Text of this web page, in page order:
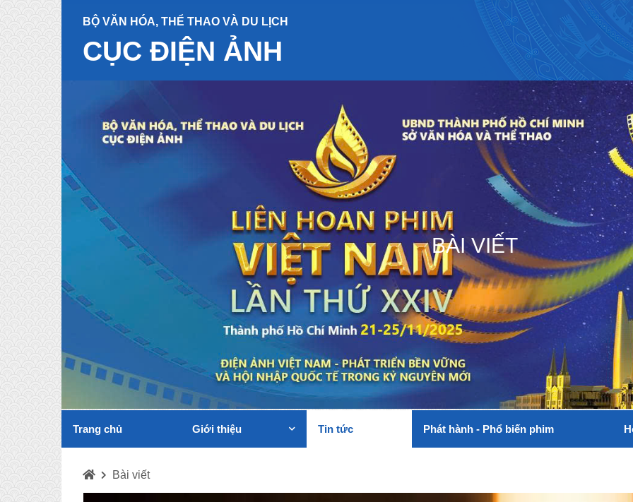
BỘ VĂN HÓA, THỂ THAO VÀ DU LỊCH
CỤC ĐIỆN ẢNH
BÀI VIẾT
Trang chủ Giới thiệu Tin tức Phát hành - Phổ biến phim
Bài viết